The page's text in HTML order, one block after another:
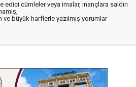
edici cümleler veya imalar, inançlara saldırı
ve büyük harflerle yazılmış yorumlar